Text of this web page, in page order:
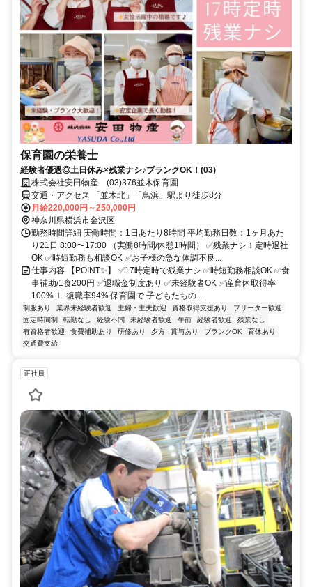
保育園の栄養士
経験者優遇◎土日休み×残業ナシ♪ブランクOK！(03)
株式会社安田物産 (03)376並木保育園
交通・アクセス 「並木北」「鳥浜」駅より徒歩8分
月給220,000円～250,000円
神奈川県横浜市金沢区
勤務時間詳細 実働時間：1日あたり8時間 平均勤務日数：1ヶ月あた
り21日 8:00〜17:00 （実働8時間/休憩1時間） ✅残業ナシ！定時退社
OK ✅時短勤務も相談OK ✅お子様の急な体調不良...
仕事内容 【POINT✨】 ✅17時定時で残業ナシ ✅時短勤務相談OK ✅食
事補助/1食200円 ✅退職金制度あり ✅未経験者OK ✅産育休取得率
100% Ｌ 復職率94% 保育園で 子どもたちの ...
制服あり 業界未経験者歓迎 主婦・主夫歓迎 資格取得支援あり
フリーター歓迎
固定時間制
転勤なし 経験不問 未経験者歓迎 午前 経験者歓迎
残業なし
有資格者歓迎
食費補助あり 研修あり 夕方 賞与あり ブランクOK
育休あり
交通費支給
正社員